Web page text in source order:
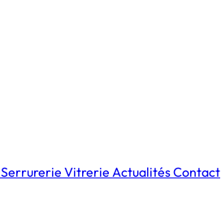
Serrurerie Vitrerie ActualitésContact